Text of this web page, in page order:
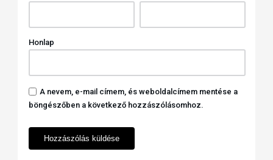
Honlap
A nevem, e-mail címem, és weboldalcímem mentése a
böngészőben a következő hozzászólásomhoz.